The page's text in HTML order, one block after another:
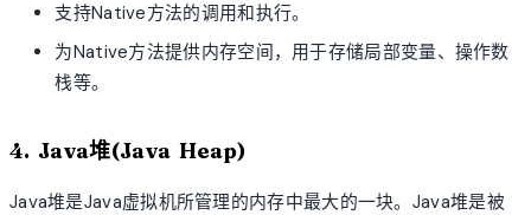
支持Native方法的调用和执行。
为Native方法提供内存空间，用于存储局部变量、操作数
栈等。
4. Java堆(Java Heap)
Java堆是Java虚拟机所管理的内存中最大的一块。Java堆是被